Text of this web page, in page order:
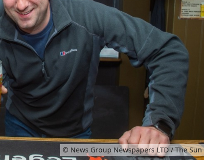
© News Group Newspapers LTD / The Sun